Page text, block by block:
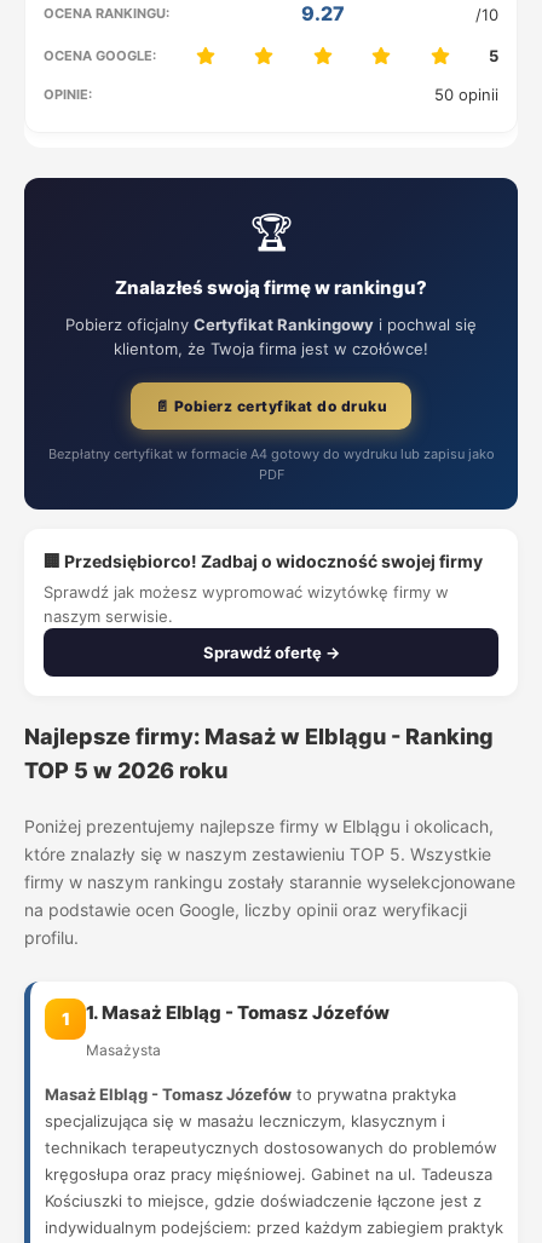
9.27 /10
5
50 opinii
🏆
Znalazłeś swoją firmę w rankingu?
Pobierz oficjalny Certyfikat Rankingowy i pochwal się
klientom, że Twoja firma jest w czołówce!
📄 Pobierz certyfikat do druku
Bezpłatny certyfikat w formacie A4 gotowy do wydruku lub zapisu jako
PDF
🏢 Przedsiębiorco! Zadbaj o widoczność swojej firmy
Sprawdź jak możesz wypromować wizytówkę firmy w
naszym serwisie.
Sprawdź ofertę →
Najlepsze firmy: Masaż w Elblągu - Ranking
TOP 5 w 2026 roku
Poniżej prezentujemy najlepsze firmy w Elblągu i okolicach,
które znalazły się w naszym zestawieniu TOP 5. Wszystkie
firmy w naszym rankingu zostały starannie wyselekcjonowane
na podstawie ocen Google, liczby opinii oraz weryfikacji
profilu.
1 1. Masaż Elbląg - Tomasz Józefów
Masażysta
Masaż Elbląg - Tomasz Józefów to prywatna praktyka
specjalizująca się w masażu leczniczym, klasycznym i
technikach terapeutycznych dostosowanych do problemów
kręgosłupa oraz pracy mięśniowej. Gabinet na ul. Tadeusza
Kościuszki to miejsce, gdzie doświadczenie łączone jest z
indywidualnym podejściem: przed każdym zabiegiem praktyk